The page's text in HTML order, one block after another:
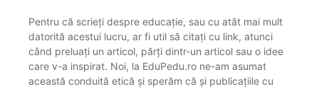
Pentru că scrieți despre educație, sau cu atât mai mult
datorită acestui lucru, ar fi util să citați cu link, atunci
când preluați un articol, părți dintr-un articol sau o idee
care v-a inspirat. Noi, la EduPedu.ro ne-am asumat
această conduită etică și sperăm că și publicațiile cu